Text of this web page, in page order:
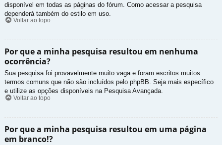
disponível em todas as páginas do fórum. Como acessar a pesquisa
dependerá também do estilo em uso.
Voltar ao topo
Por que a minha pesquisa resultou em nenhuma
ocorrência?
Sua pesquisa foi provavelmente muito vaga e foram escritos muitos
termos comuns que não são incluídos pelo phpBB. Seja mais específico
e utilize as opções disponíveis na Pesquisa Avançada.
Voltar ao topo
Por que a minha pesquisa resultou em uma página
em branco!?